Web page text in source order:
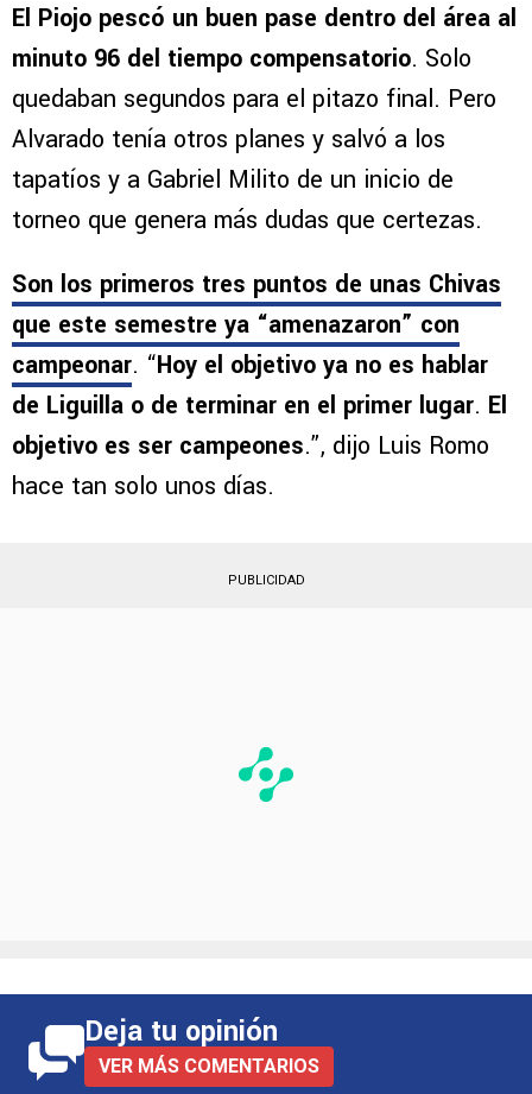
El Piojo pescó un buen pase dentro del área al
minuto 96 del tiempo compensatorio. Solo
quedaban segundos para el pitazo final. Pero
Alvarado tenía otros planes y salvó a los
tapatíos y a Gabriel Milito de un inicio de
torneo que genera más dudas que certezas.
Son los primeros tres puntos de unas Chivas
que este semestre ya “amenazaron” con
campeonar. “Hoy el objetivo ya no es hablar
de Liguilla o de terminar en el primer lugar. El
objetivo es ser campeones.”, dijo Luis Romo
hace tan solo unos días.
PUBLICIDAD
Deja tu opinión
VER MÁS COMENTARIOS